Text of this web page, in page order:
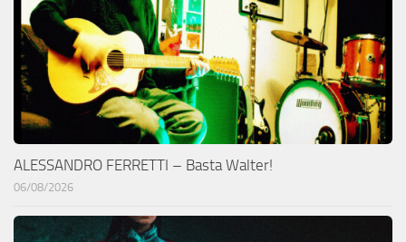
ALESSANDRO FERRETTI – Basta Walter!
06/08/2026